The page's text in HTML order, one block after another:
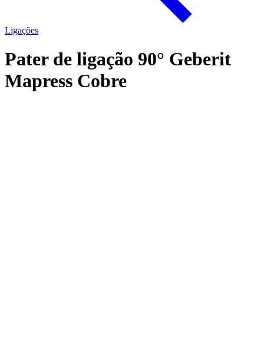
Ligações
Pater de ligação 90° Geberit
Mapress Cobre